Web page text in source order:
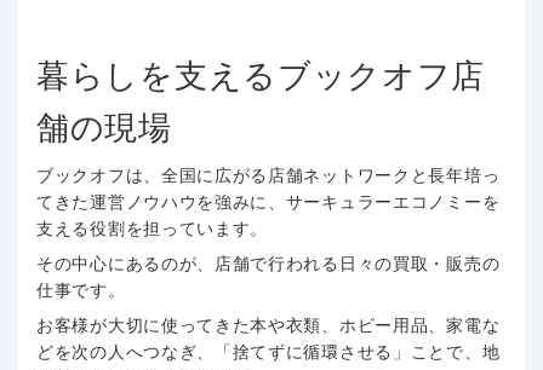
暮らしを支えるブックオフ店
舗の現場
ブックオフは、全国に広がる店舗ネットワークと長年培っ
てきた運営ノウハウを強みに、サーキュラーエコノミーを
支える役割を担っています。
その中心にあるのが、店舗で行われる日々の買取・販売の
仕事です。
お客様が大切に使ってきた本や衣類、ホビー用品、家電な
どを次の人へつなぎ、「捨てずに循環させる」ことで、地